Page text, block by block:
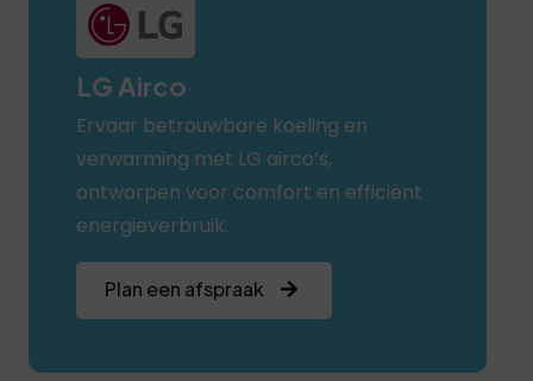
LG Airco
Ervaar betrouwbare koeling en
verwarming met LG airco’s,
ontworpen voor comfort en efficiënt
energieverbruik.
Plan een afspraak